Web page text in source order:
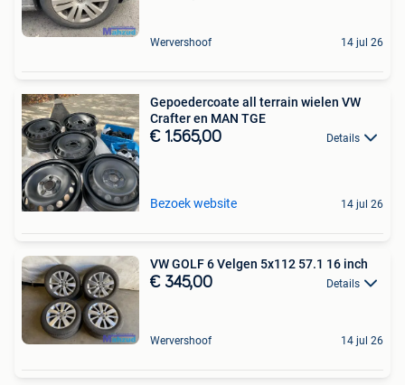
Wervershoof 14 jul 26
Gepoedercoate all terrain wielen VW
Crafter en MAN TGE
€ 1.565,00 Details
Bezoek website 14 jul 26
VW GOLF 6 Velgen 5x112 57.1 16 inch
€ 345,00 Details
Wervershoof 14 jul 26